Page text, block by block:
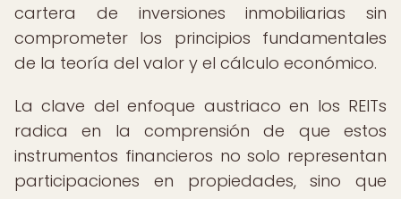
cartera de inversiones inmobiliarias sin
comprometer los principios fundamentales
de la teoría del valor y el cálculo económico.
La clave del enfoque austriaco en los REITs
radica en la comprensión de que estos
instrumentos financieros no solo representan
participaciones en propiedades, sino que